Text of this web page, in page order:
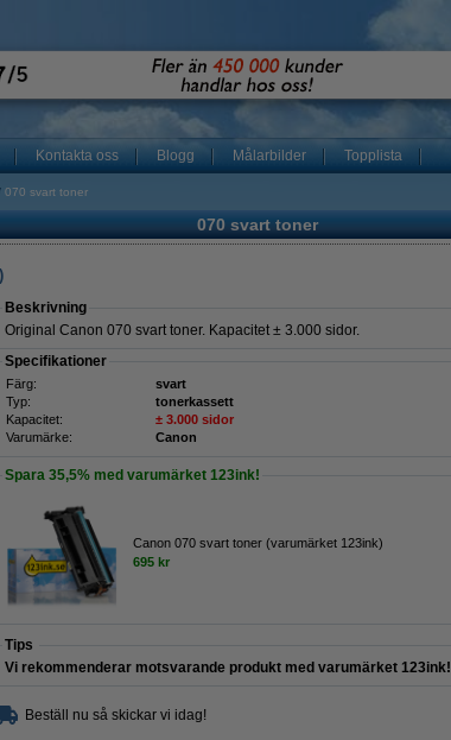
Kontakta oss Blogg Målarbilder Topplista
070 svart toner
070 svart toner
Beskrivning
Original Canon 070 svart toner. Kapacitet ± 3.000 sidor.
Specifikationer
Färg: svart
Typ:
tonerkassett
Kapacitet:
± 3.000 sidor
Varumärke:
Canon
Spara 35,5% med varumärket 123ink!
Canon 070 svart toner (varumärket 123ink)
695 kr
Tips
Vi rekommenderar motsvarande produkt med varumärket 123ink!
Beställ nu så skickar vi idag!